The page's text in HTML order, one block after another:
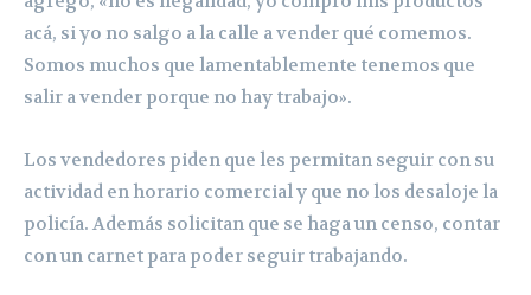
acá, si yo no salgo a la calle a vender qué comemos.
Somos muchos que lamentablemente tenemos que
salir a vender porque no hay trabajo».
Los vendedores piden que les permitan seguir con su
actividad en horario comercial y que no los desaloje la
policía. Además solicitan que se haga un censo, contar
con un carnet para poder seguir trabajando.